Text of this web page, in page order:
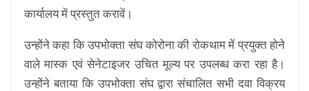
कार्यालय में प्रस्तुत करावें।
उन्होंने कहा कि उपभोक्ता संघ कोरोना की रोकथाम में प्रयुक्त होने
वाले मास्क एवं सेनेटाइजर उचित मूल्य पर उपलब्ध करा रहा है।
उन्होंने बताया कि उपभोक्ता संघ द्वारा संचालित सभी दवा विक्रय